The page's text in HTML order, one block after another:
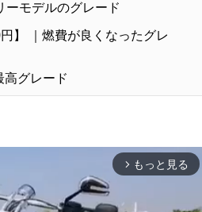
ーモデルのグレード
】 ｜燃費が良くなったグレ
グレード
arrow_forward_ios もっと見る